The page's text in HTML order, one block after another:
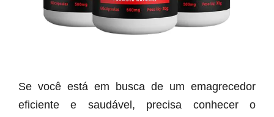
Se você está em busca de um emagrecedor
eficiente e saudável, precisa conhecer o